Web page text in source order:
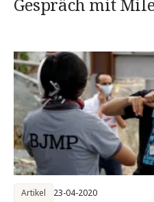
Artikel 23-04-2020